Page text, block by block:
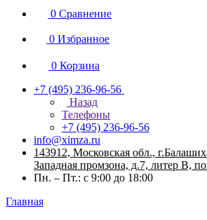
0 Сравнение
0 Избранное
0 Корзина
+7 (495) 236-96-56
Назад
Телефоны
+7 (495) 236-96-56
info@ximza.ru
143912, Московская обл.,
Западная промзона, д.7, литер В,
Пн. – Пт.: с 9:00 до 18:00
Главная